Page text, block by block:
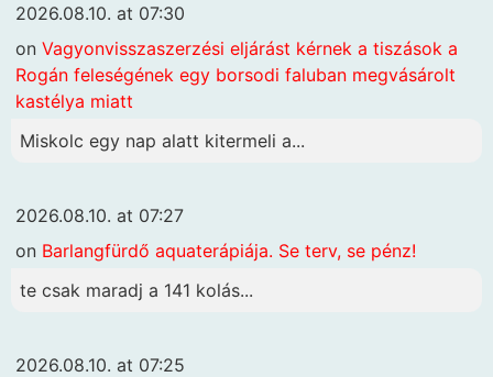
2026.08.10. at 07:30
on Vagyonvisszaszerzési eljárást kérnek a tiszások a
Rogán feleségének egy borsodi faluban megvásárolt
kastélya miatt
Miskolc egy nap alatt kitermeli a...
2026.08.10. at 07:27
on Barlangfürdő aquaterápiája. Se terv, se pénz!
te csak maradj a 141 kolás...
2026.08.10. at 07:25